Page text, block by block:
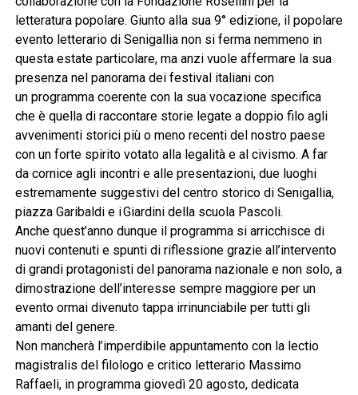
letteratura popolare. Giunto alla sua 9° edizione, il popolare
evento letterario di Senigallia non si ferma nemmeno in
questa estate particolare, ma anzi vuole affermare la sua
presenza nel panorama dei festival italiani con
un programma coerente con la sua vocazione specifica
che è quella di raccontare storie legate a doppio filo agli
avvenimenti storici più o meno recenti del nostro paese
con un forte spirito votato alla legalità e al civismo. A far
da cornice agli incontri e alle presentazioni, due luoghi
estremamente suggestivi del centro storico di Senigallia,
piazza Garibaldi e i Giardini della scuola Pascoli.
Anche quest’anno dunque il programma si arricchisce di
nuovi contenuti e spunti di riflessione grazie all’intervento
di grandi protagonisti del panorama nazionale e non solo, a
dimostrazione dell’interesse sempre maggiore per un
evento ormai divenuto tappa irrinunciabile per tutti gli
amanti del genere.
Non mancherà l’imperdibile appuntamento con la lectio
magistralis del filologo e critico letterario Massimo
Raffaeli, in programma giovedì 20 agosto, dedicata